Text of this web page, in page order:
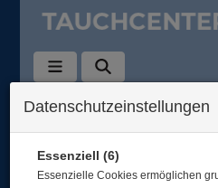
Regler Zubehör
In dieser Ansicht sind keine
Datenschutzeinstellungen
Essenziell (6)
Essenzielle Cookies ermöglichen